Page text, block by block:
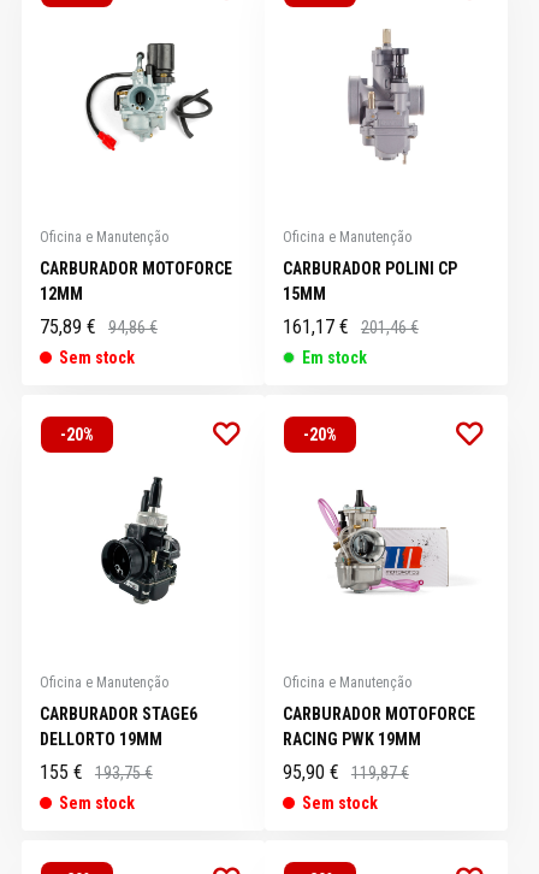
Oficina e Manutenção
CARBURADOR MOTOFORCE
12MM
75,89 €
94,86 €
Sem stock
Oficina e Manutenção
CARBURADOR POLINI CP
15MM
161,17 €
201,46 €
Em stock
-20%
Oficina e Manutenção
CARBURADOR STAGE6
DELLORTO 19MM
155 €
193,75 €
Sem stock
-20%
Oficina e Manutenção
CARBURADOR MOTOFORCE
RACING PWK 19MM
95,90 €
119,87 €
Sem stock